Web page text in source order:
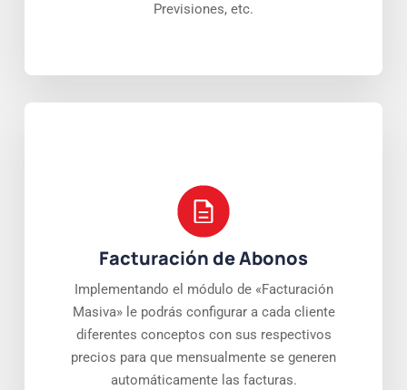
Previsiones, etc.
Facturación de Abonos
Implementando el módulo de «Facturación
Masiva» le podrás configurar a cada cliente
diferentes conceptos con sus respectivos
precios para que mensualmente se generen
automáticamente las facturas.